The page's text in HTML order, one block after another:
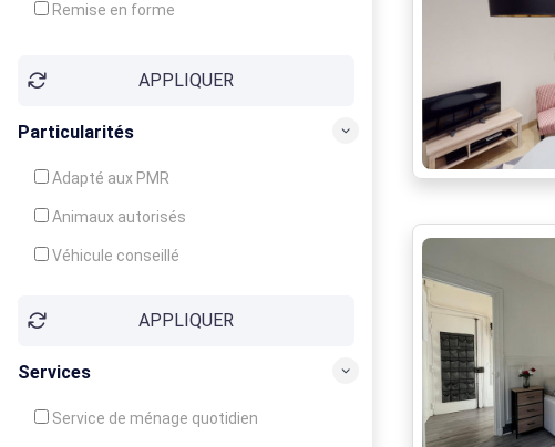
Remise en forme
Soins du corpsAPPLIQUER
Particularités
Adapté aux PMR
Animaux autorisés
Véhicule conseillé
APPLIQUER
Services
Service de ménage quotidien